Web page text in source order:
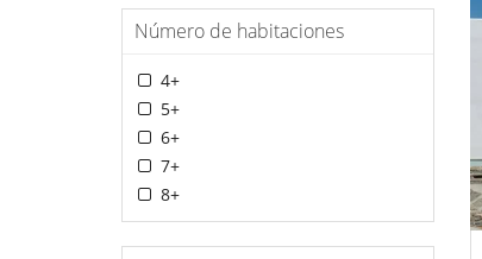
Número de habitaciones
4+
5+
6+
7+
8+